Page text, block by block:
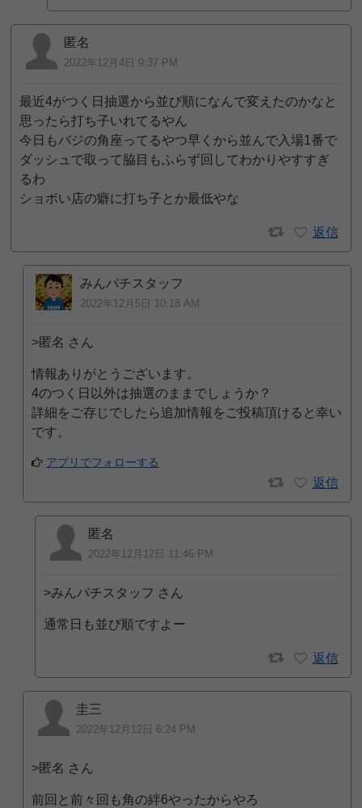
匿名
2022年12月4日 9:37 PM
最近4がつく日抽選から並び順になんで変えたのかなと
思ったら打ち子いれてるやん
今日もバジの角座ってるやつ早くから並んで入場1番で
ダッシュで取って脇目もふらず回してわかりやすすぎ
るわ
ショボい店の癖に打ち子とか最低やな
返信
みんパチスタッフ
2022年12月5日 10:18 AM
>匿名 さん
情報ありがとうございます。
4のつく日以外は抽選のままでしょうか？
詳細をご存じでしたら追加情報をご投稿頂けると幸い
です。
アプリでフォローする
返信
匿名
2022年12月12日 11:46 PM
>みんパチスタッフ さん
通常日も並び順ですよー
返信
圭三
2022年12月12日 6:24 PM
>匿名 さん
前回と前々回も角の絆6やったからやろ